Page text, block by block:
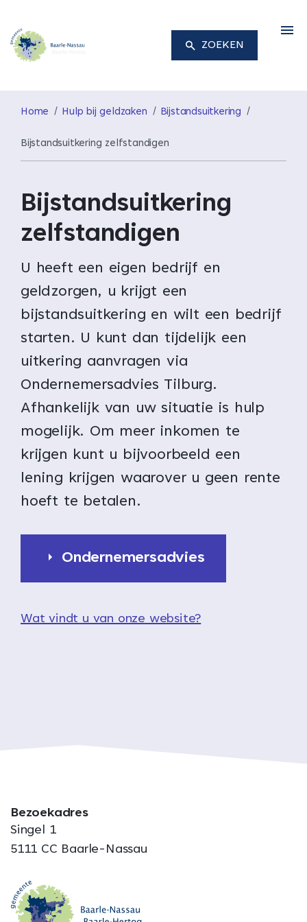
ZOEKEN
Home Hulp bij geldzaken Bijstandsuitkering
Bijstandsuitkering zelfstandigen
Bijstandsuitkering
zelfstandigen
U heeft een eigen bedrijf en
geldzorgen, u krijgt een
bijstandsuitkering en wilt een bedrijf
starten. U kunt dan tijdelijk een
uitkering aanvragen via
Ondernemersadvies Tilburg.
Afhankelijk van uw situatie is hulp
mogelijk. Om meer inkomen te
krijgen kunt u bijvoorbeeld een
lening krijgen waarover u geen rente
hoeft te betalen.
Ondernemersadvies
Wat vindt u van onze website?
Bezoekadres
Singel 1
5111 CC Baarle-Nassau